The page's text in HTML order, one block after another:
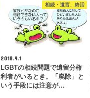
相続・遺言、終活
2018.9.1
LGBTの相続問題で遺留分権
利者がいるとき。「廃除」と
いう手段には注意が…